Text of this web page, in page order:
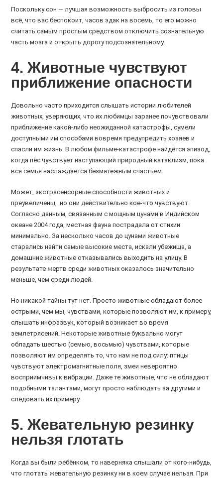
Поскольку сон — лучшая возможность выбросить из головы
всё, что вас беспокоит, часов эдак на восемь, то его можно
считать самым простым средством отключить сознательную
часть мозга и открыть дорогу подсознательному.
4. Животные чувствуют
приближение опасности
Довольно часто приходится слышать истории любителей
животных, уверяющих, что их любимцы заранее почувствовали
приближение какой-либо неожиданной катастрофы, сумели
доступными им способами вовремя предупредить хозяев и
спасли им жизнь. В любом фильме-катастрофе найдётся эпизод,
когда пёс чувствует наступающий природный катаклизм, пока
вся семья наслаждается безмятежным счастьем.
Может, экстрасенсорные способности животных и
преувеличены, но они действительно кое-что чувствуют.
Согласно данным, связанным с мощным цунами в Индийском
океане 2004 года, местная фауна пострадала от стихии
минимально. За несколько часов до цунами животные
старались найти самые высокие места, искали убежища, а
домашние животные отказывались выходить на улицу. В
результате жертв среди животных оказалось значительно
меньше, чем среди людей.
Но никакой тайны тут нет. Просто животные обладают более
острыми, чем мы, чувствами, которые позволяют им, к примеру,
слышать инфразвук, который возникает во время
землетрясений. Некоторые животные буквально могут
обладать шестью (семью, восьмью) чувствами, которые
позволяют им определять то, что нам не под силу: птицы
чувствуют электромагнитные поля, змеи невероятно
восприимчивы к вибрации. Даже те животные, что не обладают
подобными талантами, могут просто наблюдать за другими и
следовать их примеру.
5. Жевательную резинку
нельзя глотать
Когда вы были ребёнком, то наверняка слышали от кого-нибудь,
что глотать жевательную резинку ни в коем случае нельзя. При